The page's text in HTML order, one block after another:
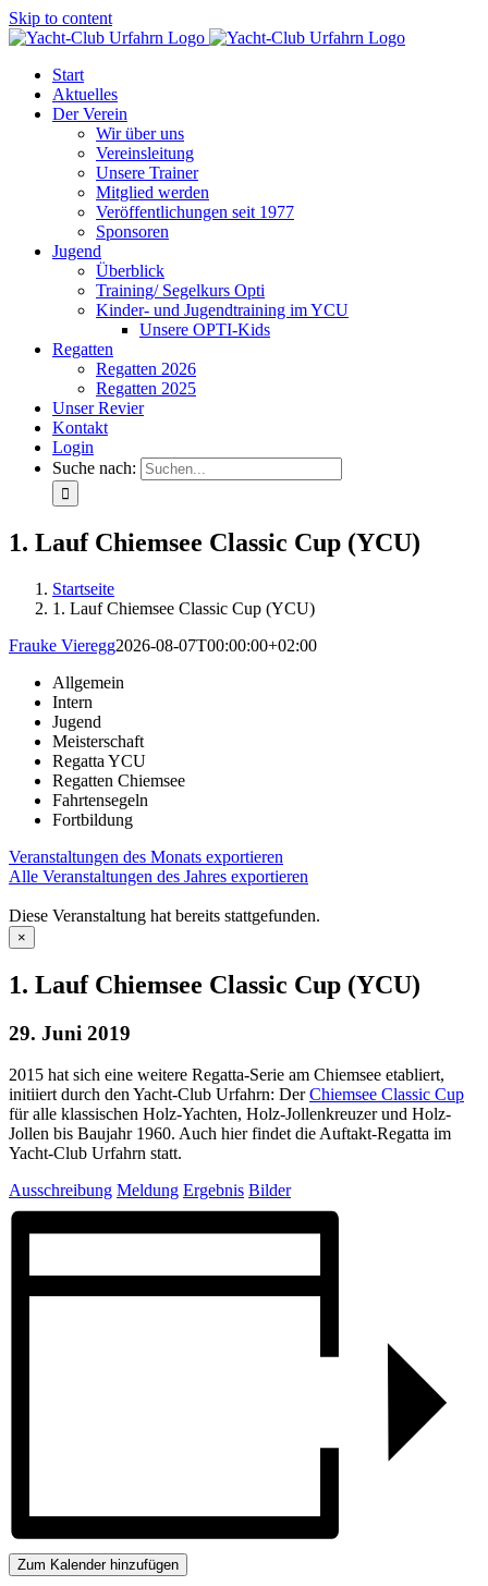
Skip to content
Start
Aktuelles
Der Verein
Wir über uns
Vereinsleitung
Unsere Trainer
Mitglied werden
Veröffentlichungen seit 1977
Sponsoren
Jugend
Überblick
Training/ Segelkurs Opti
Kinder- und Jugendtraining im YCU
Unsere OPTI-Kids
Regatten
Regatten 2026
Regatten 2025
Unser Revier
Kontakt
Login
Suche nach:
1. Lauf Chiemsee Classic Cup (YCU)
Startseite
1. Lauf Chiemsee Classic Cup (YCU)
Frauke Vieregg2026-08-07T00:00:00+02:00
Allgemein
Intern
Jugend
Meisterschaft
Regatta YCU
Regatten Chiemsee
Fahrtensegeln
Fortbildung
Veranstaltungen des Monats exportieren
Alle Veranstaltungen des Jahres exportieren
Diese Veranstaltung hat bereits stattgefunden.
×
1. Lauf Chiemsee Classic Cup (YCU)
29. Juni 2019
2015 hat sich eine weitere Regatta-Serie am Chiemsee etabliert,
initiiert durch den Yacht-Club Urfahrn: DerChiemsee Classic Cup
für alle klassischen Holz-Yachten, Holz-Jollenkreuzer und Holz-
Jollen bis Baujahr 1960. Auch hier findet die Auftakt-Regatta im
Yacht-Club Urfahrn statt.
Ausschreibung Meldung Ergebnis Bilder
Zum Kalender hinzufügen